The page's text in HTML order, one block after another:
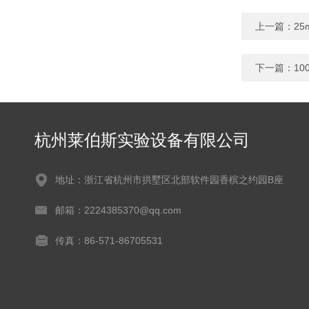
上一篇：
下一篇：
杭州莱伯斯实验设备有限公司
地址：浙江省杭州市拱墅区北部软件园香槟之约园B座
邮箱：2224385370@qq.com
传真：86-571-86705531